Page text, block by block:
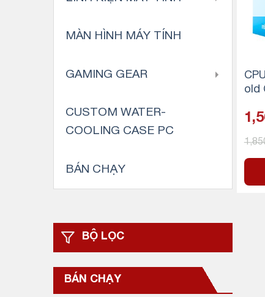
MÀN HÌNH MÁY TÍNH
GAMING GEAR
CUSTOM WATER-
COOLING CASE PC
BÁN CHẠY
BỘ LỌC
BÁN CHẠY
old